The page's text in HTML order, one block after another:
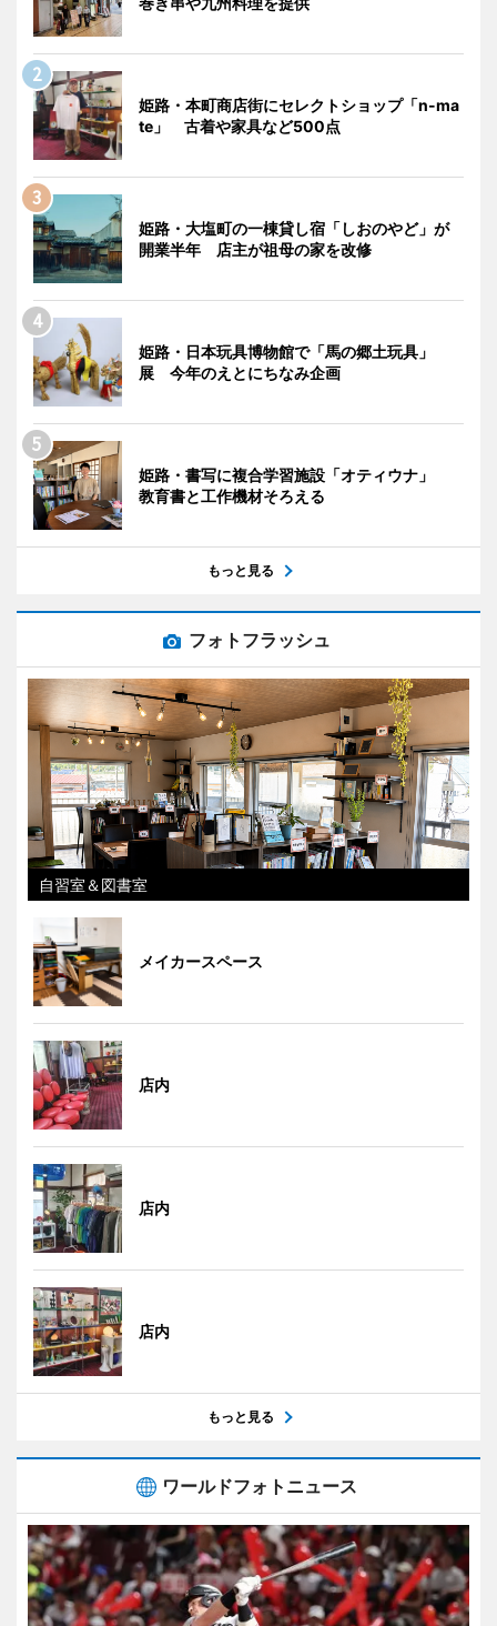
姫路・本町商店街にセレクトショップ「n-ma
te」 古着や家具など500点
姫路・大塩町の一棟貸し宿「しおのやど」が
開業半年 店主が祖母の家を改修
姫路・日本玩具博物館で「馬の郷土玩具」
展 今年のえとにちなみ企画
姫路・書写に複合学習施設「オティウナ」
教育書と工作機材そろえる
もっと見る
フォトフラッシュ
自習室＆図書室
メイカースペース
店内
店内
店内
もっと見る
ワールドフォトニュース